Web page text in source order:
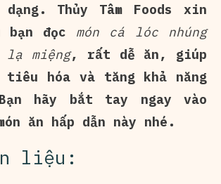
Thủy Tâm Foods xin
đọc món cá lóc nhúng
lạ miệng, rất dễ ăn, giúp
hóa và tăng khả năng
hãy bắt tay ngay vào
ăn hấp dẫn này nhé.
liệu: